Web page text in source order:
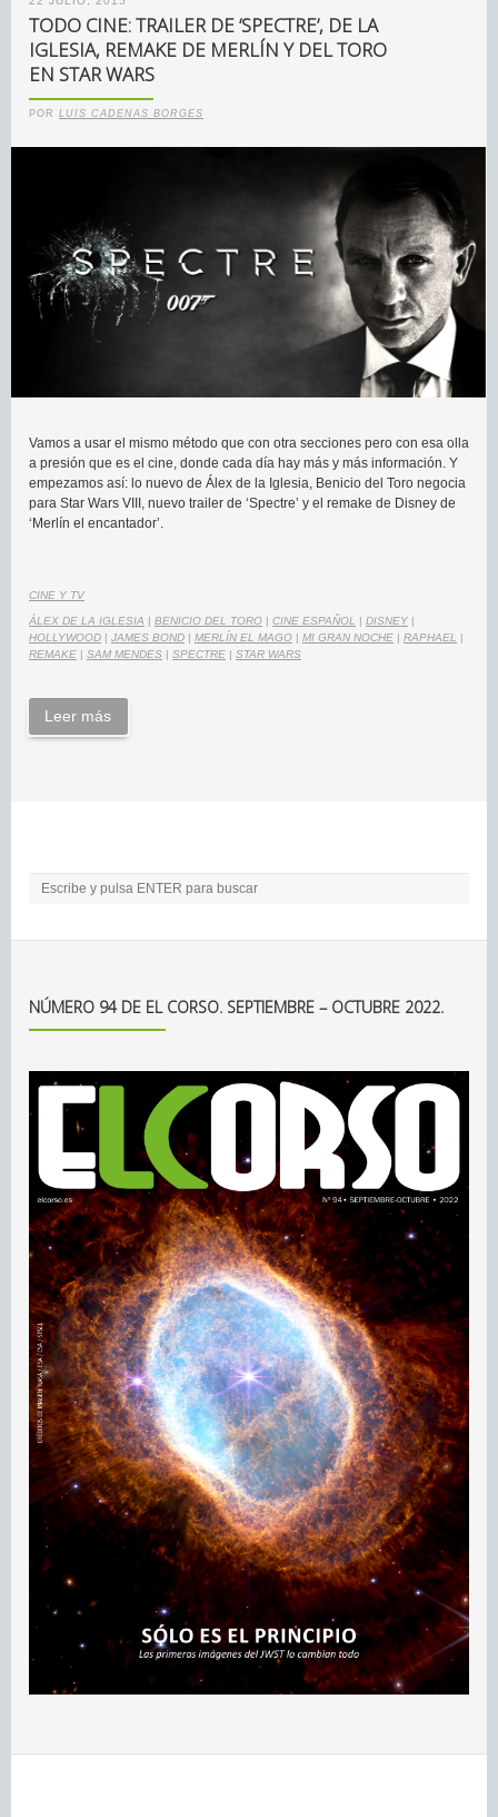
TODO CINE: TRAILER DE ‘SPECTRE’, DE LA
IGLESIA, REMAKE DE MERLÍN Y DEL TORO
EN STAR WARS
POR LUIS CADENAS BORGES
Vamos a usar el mismo método que con otra secciones pero con esa olla
a presión que es el cine, donde cada día hay más y más información. Y
empezamos así: lo nuevo de Álex de la Iglesia, Benicio del Toro negocia
para Star Wars VIII, nuevo trailer de ‘Spectre’ y el remake de Disney de
‘Merlín el encantador’.
CINE Y TV
ÁLEX DE LA IGLESIA | BENICIO DEL TORO | CINE ESPAÑOL | DISNEY |
HOLLYWOOD | JAMES BOND | MERLÍN EL MAGO | MI GRAN NOCHE | RAPHAEL
|
REMAKE | SAM MENDES | SPECTRE | STAR WARS
Leer más
NÚMERO 94 DE EL CORSO. SEPTIEMBRE – OCTUBRE 2022.